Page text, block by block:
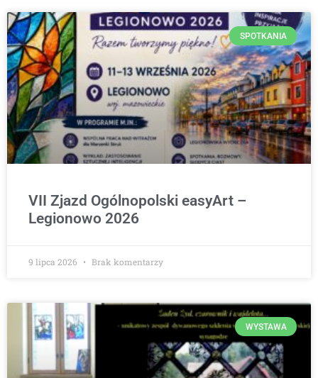
SPOTKANIA
VII Zjazd Ogólnopolski easyArt –
Legionowo 2026
9 lipca 2026 Brak komentarzy
WYSTAWA